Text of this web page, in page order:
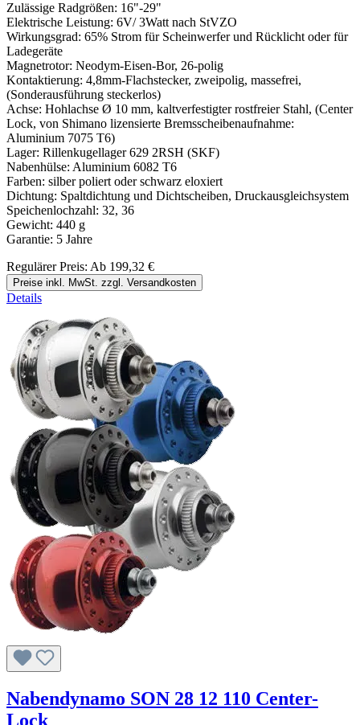
Zulässige Radgrößen: 16"-29"
Elektrische Leistung: 6V/ 3Watt nach StVZO
Wirkungsgrad: 65% Strom für Scheinwerfer und Rücklicht oder für
Ladegeräte
Magnetrotor: Neodym-Eisen-Bor, 26-polig
Kontaktierung: 4,8mm-Flachstecker, zweipolig, massefrei,
(Sonderausführung steckerlos)
Achse: Hohlachse Ø 10 mm, kaltverfestigter rostfreier Stahl, (Center
Lock, von Shimano lizensierte Bremsscheibenaufnahme:
Aluminium 7075 T6)
Lager: Rillenkugellager 629 2RSH (SKF)
Nabenhülse: Aluminium 6082 T6
Farben: silber poliert oder schwarz eloxiert
Dichtung: Spaltdichtung und Dichtscheiben, Druckausgleichsystem
Speichenlochzahl: 32, 36
Gewicht: 440 g
Garantie: 5 Jahre
Regulärer Preis: Ab 199,32 €
Preise inkl. MwSt. zzgl. Versandkosten
Details
Nabendynamo SON 28 12 110 Center-
Lock